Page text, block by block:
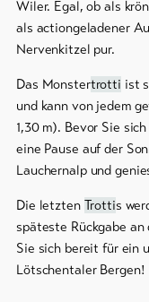
Wiler. Egal, ob als
als actiongeladener
Nervenkitzel pur.
Das Monstertrotti ist
und kann von jedem
1,30 m). Bevor Sie
eine Pause auf der
Lauchernalp und
Die letzten Trottis
späteste Rückgabe
Sie sich bereit für ein
Lötschentaler Bergen!